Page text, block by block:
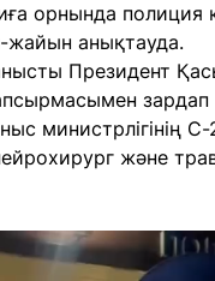
орнында
жайын анықтауда.
Президент
зардап
және